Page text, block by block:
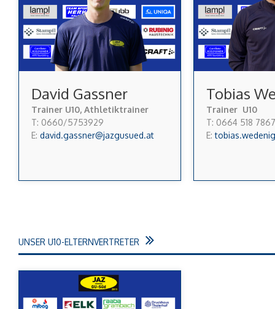
David Gassner
Trainer U10, Athletiktrainer
T: 0660/5753929
E: david.gassner@jazgusued.at
Tobias
Trainer U10
T: 0664 518 7867
E:
UNSER U10-ELTERNVERTRETER